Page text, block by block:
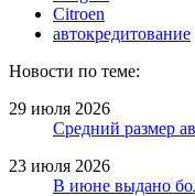
Citroen
автокредитование
Новости по теме:
29 июля 2026
Средний размер
23 июля 2026
В июне выдано